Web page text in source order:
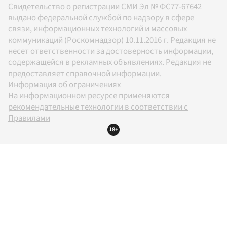
Свидетельство о регистрации СМИ Эл № ФС77-67642
выдано федеральной службой по надзору в сфере
связи, информационных технологий и массовых
коммуникаций (Роскомнадзор) 10.11.2016 г. Редакция не
несет ответственности за достоверность информации,
содержащейся в рекламных объявлениях. Редакция не
предоставляет справочной информации.
Информация об ограничениях
На информационном ресурсе применяются
рекомендательные технологии в соответствии с
Правилами
18+